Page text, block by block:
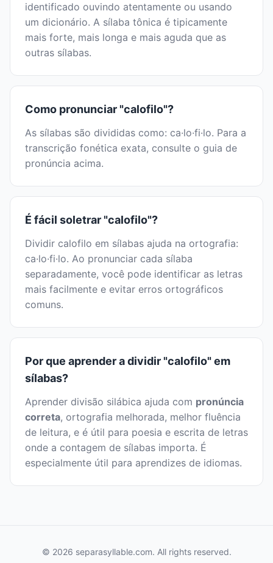
identificado ouvindo atentamente ou usando
um dicionário. A sílaba tônica é tipicamente
mais forte, mais longa e mais aguda que as
outras sílabas.
Como pronunciar "calofilo"?
As sílabas são divididas como: ca·lo·fi·lo. Para a
transcrição fonética exata, consulte o guia de
pronúncia acima.
É fácil soletrar "calofilo"?
Dividir calofilo em sílabas ajuda na ortografia:
ca·lo·fi·lo. Ao pronunciar cada sílaba
separadamente, você pode identificar as letras
mais facilmente e evitar erros ortográficos
comuns.
Por que aprender a dividir "calofilo" em
sílabas?
Aprender divisão silábica ajuda com pronúncia
correta, ortografia melhorada, melhor fluência
de leitura, e é útil para poesia e escrita de letras
onde a contagem de sílabas importa. É
especialmente útil para aprendizes de idiomas.
© 2026 separasyllable.com. All rights reserved.